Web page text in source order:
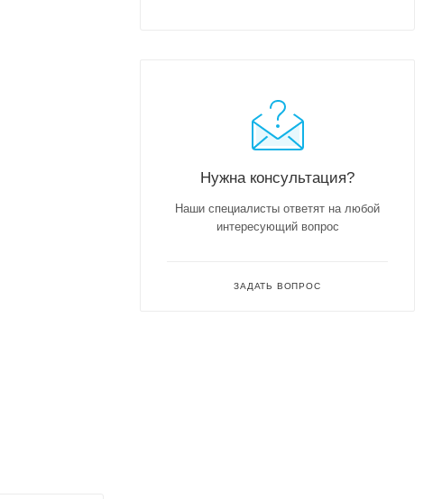
Нужна консультация?
Наши специалисты ответят на любой
интересующий вопрос
ЗАДАТЬ ВОПРОС